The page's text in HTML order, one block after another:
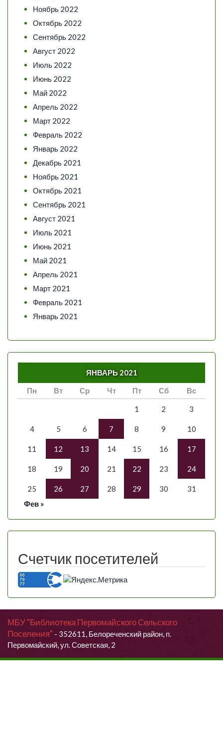
Ноябрь 2022
Октябрь 2022
Сентябрь 2022
Август 2022
Июль 2022
Июнь 2022
Май 2022
Апрель 2022
Март 2022
Февраль 2022
Январь 2022
Декабрь 2021
Ноябрь 2021
Октябрь 2021
Сентябрь 2021
Август 2021
Июль 2021
Июнь 2021
Май 2021
Апрель 2021
Март 2021
Февраль 2021
Январь 2021
ЯНВАРЬ 2021
Пн
Вт Ср Чт Пт Сб Вс
1 2 3
4 5 6 7 8 9 10
11 12 13 14 15 16 17
18 19 20 21 22 23 24
25 26 27 28 29 30
31
Фев »
Счетчик посетителей
МБУ "Библиотека Первомайского Сельского
Поселения" - 352611, Белореченский район, п.
Первомайский, ул. Советская, 2